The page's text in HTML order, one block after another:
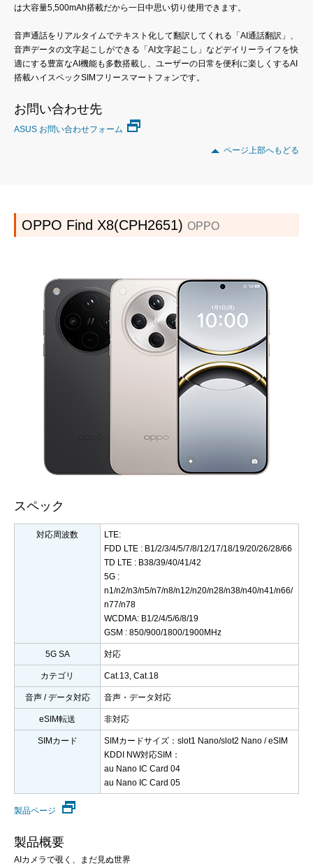
は大容量5,500mAh搭載だから一日中思い切り使用できます。
音声通話をリアルタイムでテキスト化して翻訳してくれる「AI通話翻訳」、
音声データの文字起こしができる「AI文字起こし」などデイリーライフを快
適にする豊富なAI機能も多数搭載し、ユーザーの日常を便利に楽しくするAI
搭載ハイスペックSIMフリースマートフォンです。
お問い合わせ先
ASUS お問い合わせフォーム
ページ上部へもどる
OPPO Find X8(CPH2651) OPPO
スペック
対応周波数
LTE:
FDD LTE : B1/2/3/4/5/7/8/12/17/18/19/20/26/28/66
TD LTE : B38/39/40/41/42
5G :
n1/n2/n3/n5/n7/n8/n12/n20/n28/n38/n40/n41/n66/
n77/n78
WCDMA: B1/2/4/5/6/8/19
GSM : 850/900/1800/1900MHz
5G SA 対応
カテゴリ Cat.13, Cat.18
音声 / データ対応 音声・データ対応
eSIM転送 非対応
SIMカード
SIMカードサイズ：slot1 Nano/slot2 Nano / eSIM
KDDI NW対応SIM：
au Nano IC Card 04
au Nano IC Card 05
製品ページ
製品概要
AIカメラで覗く、まだ見ぬ世界